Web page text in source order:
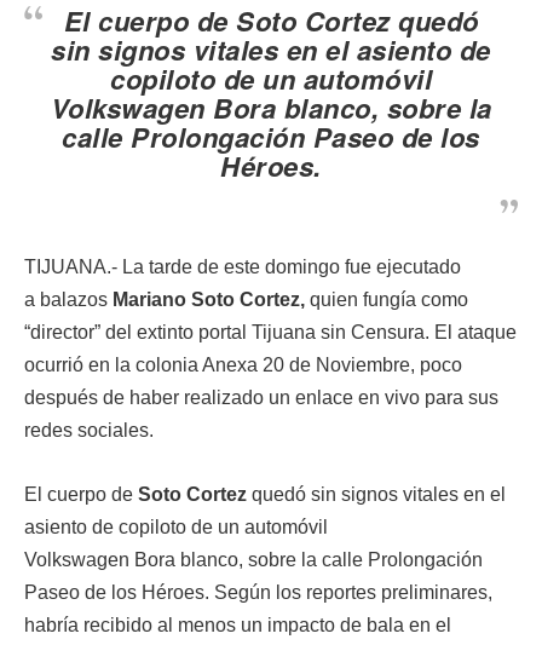
El cuerpo de Soto Cortez quedó
sin signos vitales en el asiento de
copiloto de un automóvil
Volkswagen Bora blanco, sobre la
calle Prolongación Paseo de los
Héroes.
TIJUANA.- La tarde de este domingo fue ejecutado
a balazos Mariano Soto Cortez, quien fungía como
“director” del extinto portal Tijuana sin Censura. El ataque
ocurrió en la colonia Anexa 20 de Noviembre, poco
después de haber realizado un enlace en vivo para sus
redes sociales.
El cuerpo de Soto Cortez quedó sin signos vitales en el
asiento de copiloto de un automóvil
Volkswagen Bora blanco, sobre la calle Prolongación
Paseo de los Héroes. Según los reportes preliminares,
habría recibido al menos un impacto de bala en el